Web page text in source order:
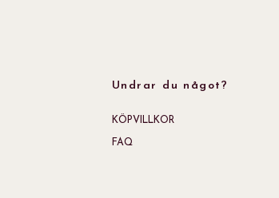
Undrar du något?
KÖPVILLKOR
FAQ